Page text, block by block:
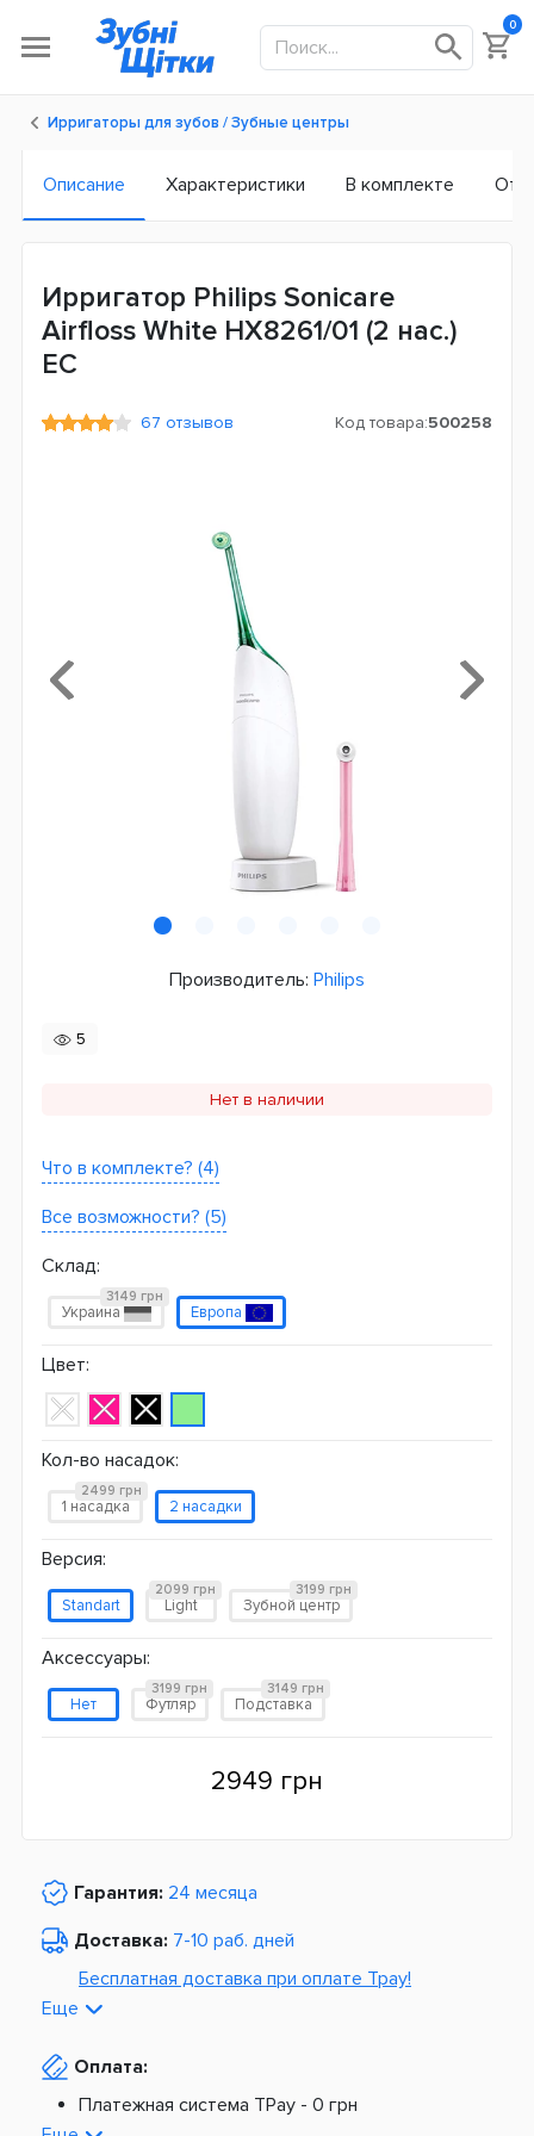
0
Ирригаторы для зубов / Зубные центры
Описание Характеристики В комплекте
Ирригатор Philips Sonicare
Airfloss White HX8261/01 (2 нас.)
ЕС
67 отзывов Код товара:500258
Производитель: Philips
5
Нет в наличии
Что в комплекте? (4)
Все возможности? (5)
Склад:
Украина
3149 грн
Европа
Цвет:
Кол-во насадок:
1 насадка
2499 грн
2 насадки
Версия:
Standart Light
2099 грн
Зубной центр
3199 грн
Аксессуары:
Нет Футляр
3199 грн
Подставка
3149 грн
2949 грн
Гарантия: 24 месяца
Доставка: 7-10 раб. дней
Бесплатная доставка при оплате Tpay!
Из Европы от
Платная доставка по Украине:
Еще
Оплата:
Платежная система TPay - 0 грн